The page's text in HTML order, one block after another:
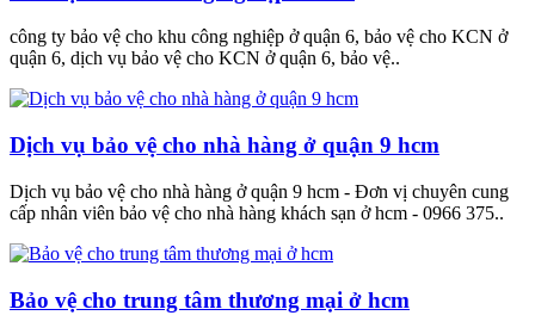
công ty bảo vệ cho khu công nghiệp ở quận 6, bảo vệ cho KCN ở
quận 6, dịch vụ bảo vệ cho KCN ở quận 6, bảo vệ..
Dịch vụ bảo vệ cho nhà hàng ở quận 9 hcm
Dịch vụ bảo vệ cho nhà hàng ở quận 9 hcm - Đơn vị chuyên cung
cấp nhân viên bảo vệ cho nhà hàng khách sạn ở hcm - 0966 375..
Bảo vệ cho trung tâm thương mại ở hcm